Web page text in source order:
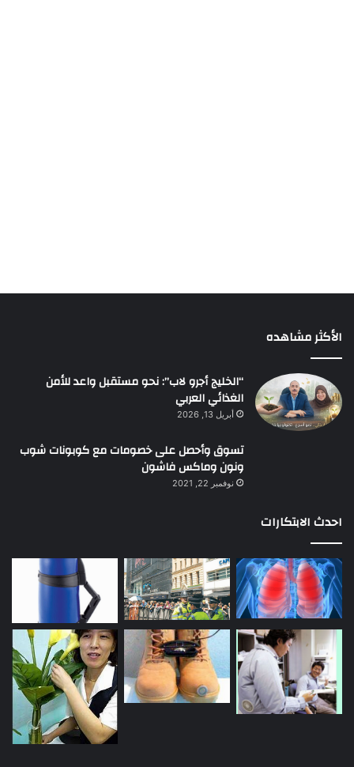
الأكثر مشاهده
“الخليج أجرو لاب”: نحو مستقبل واعد للأمن
الغذائي العربي
أبريل 13, 2026
تسوق وأحصل على خصومات مع كوبونات شوب
ونون وماكس فاشون
نوفمبر 22, 2021
احدث الابتكارات